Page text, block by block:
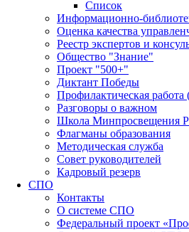
Список
Информационно-
Оценка качества
Реестр экспертов и
Общество "Знание"
Проект "500+"
Диктант Победы
Профилактическая работа
Разговоры о важном
Школа Минпросвещения
Флагманы образования
Методическая служба
Совет руководителей
Кадровый резерв
СПО
Контакты
О системе СПО
Федеральный проект